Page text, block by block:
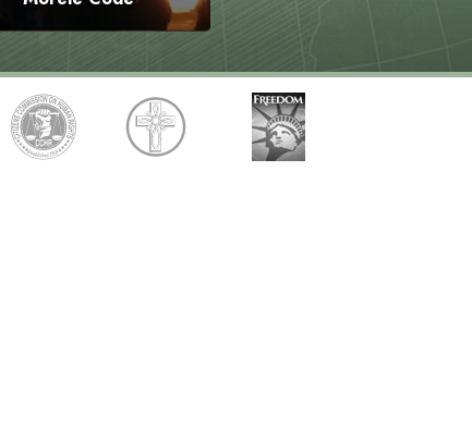
Ethiek en de Condities
Feitenonderzoek
De Grondbeginselen van Organiseren